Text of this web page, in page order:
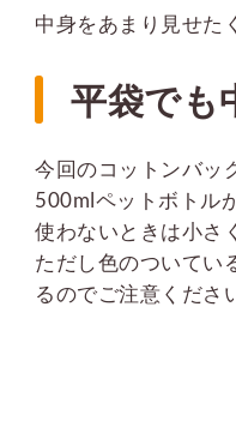
中身をあまり見せた
平袋でも
今回のコットンバッ
500mlペットボトル
使わないときは小さ
ただし色のついてい
るのでご注意くださ